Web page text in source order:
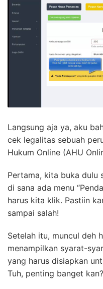
Langsung aja ya, aku
cek legalitas sebuah
Hukum Online (AHU
Pertama, kita buka dulu
di sana ada menu
harus kita klik. Pastiin
sampai salah!
Setelah itu, muncul deh
menampilkan syarat-
yang harus disiapkan
Tuh, penting banget kan?